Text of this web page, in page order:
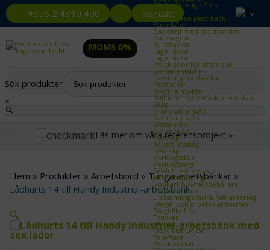
+358 2 4310 400 Kontakt
Plastic Storage Bins
Plastlådor
Återvunnen plast back
Backskåp
Backställ med plockbackar
Backvagnar
Eurobackar
Lagerlådor
Lagerlådor
Plocklådor för smådelar
Sortimentskåp
Treston plockbackar
Plastpallar
Rostfria möbler
Rullbanor och maskinskridskor
Skåp
Brandsäkra skåp
Kemikalieskåp
Metallskåp
Nyckelskåp
Plåtskåp
Säkerhetsskåp
Stålskåp
Verktygsskåp
Verktygsvagn
Städutrustning och
Avfallshantering
Sopkärl & Avfallsbehållare
Tippcontainer
Uppsamlingskärl & Fathantering
Stegar och arbetsplattformar
Stegtillbehör
Truckar
Eltruck
Motviktstruckar
Pallyftare
Plocktruckar
MOMS 0%
Sök produkter
×
Läs mer om våra referensprojekt »
Hem » Produkter » Arbetsbord » Tunga arbetsbänkar »
Lådhurts 14 till Handy Industrial-arbetsbänk
🔍